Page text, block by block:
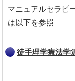
マニュアルセラピ
は以下を参照
徒手理学療法学